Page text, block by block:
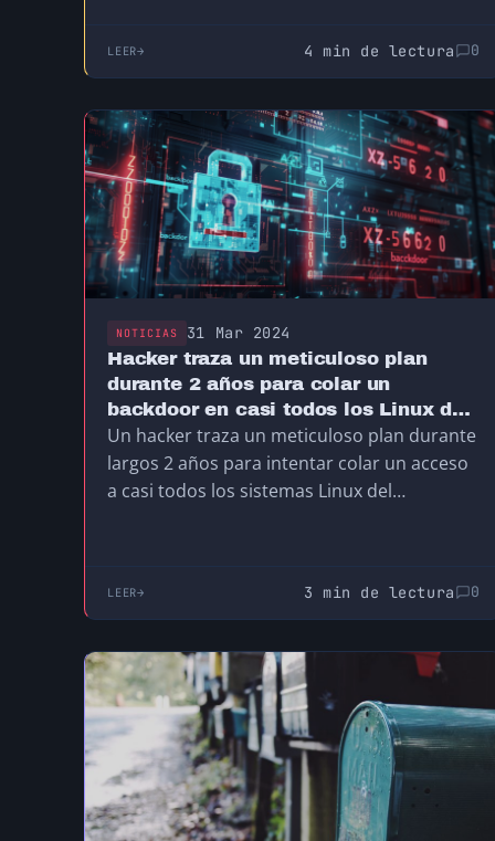
LEER 4 min de lectura 0
NOTICIAS 31 Mar 2024
Hacker traza un meticuloso plan
durante 2 años para colar un
backdoor en casi todos los Linux del
mundo
Un hacker traza un meticuloso plan durante
largos 2 años para intentar colar un acceso
a casi todos los sistemas Linux del…
LEER 3 min de lectura 0